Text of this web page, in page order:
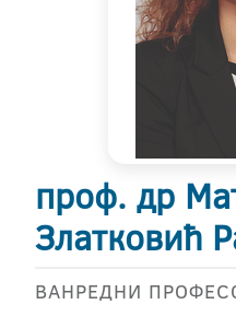
проф. др
Златковић
ВАНРЕДНИ